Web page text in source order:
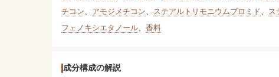
チコン、 アモジメチコン、 ステアルトリモニウムブロミド、 ス
フェノキシエタノール、 香料
成分構成の解説